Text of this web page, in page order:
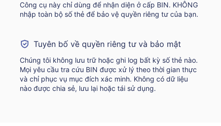
Công cụ này chỉ dùng để nhận diện ở cấp BIN. KHÔNG
nhập toàn bộ số thẻ để bảo vệ quyền riêng tư của bạn.
Tuyên bố về quyền riêng tư và bảo mật
Chúng tôi không lưu trữ hoặc ghi log bất kỳ số thẻ nào.
Mọi yêu cầu tra cứu BIN được xử lý theo thời gian thực
và chỉ phục vụ mục đích xác minh. Không có dữ liệu
nào được chia sẻ, lưu lại hoặc tái sử dụng.